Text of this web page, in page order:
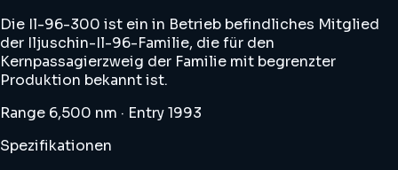
Die Il-96-300 ist ein in Betrieb befindliches Mitglied
der Iljuschin-Il-96-Familie, die für den
Kernpassagierzweig der Familie mit begrenzter
Produktion bekannt ist.
Range 6,500 nm · Entry 1993
Spezifikationen